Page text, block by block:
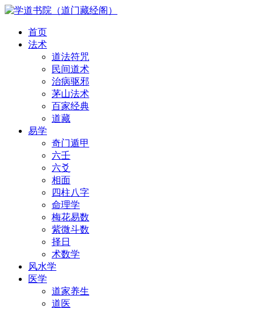
首页
法术
道法符咒
民间道术
治病驱邪
茅山法术
百家经典
道藏
易学
奇门遁甲
六壬
六爻
相面
四柱八字
命理学
梅花易数
紫微斗数
择日
术数学
风水学
医学
道家养生
道医